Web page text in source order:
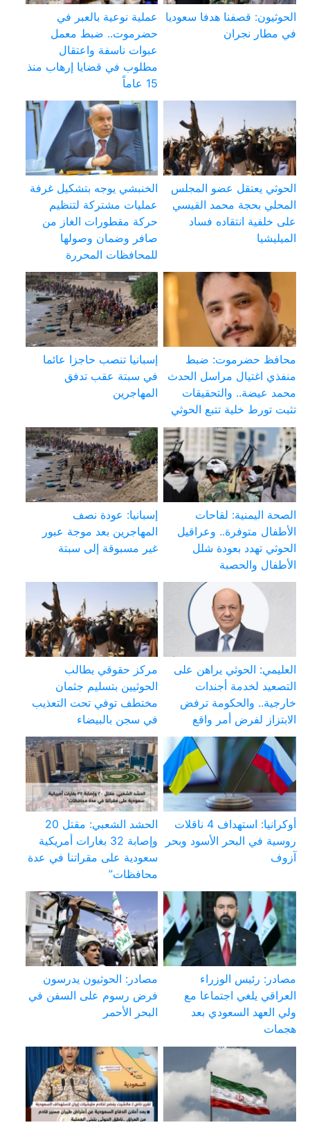
الحوثيون: قصفنا هدفا سعوديا
في مطار نجران
عملية نوعية بالعبر في
حضرموت.. ضبط معمل
عبوات ناسفة واعتقال
مطلوب في قضايا إرهاب منذ
15 عاماً
الحوثي يعتقل عضو المجلس
المحلي بحجة محمد القيسي
على خلفية انتقاده فساد
الميليشيا
الخنبشي يوجه بتشكيل غرفة
عمليات مشتركة لتنظيم
حركة مقطورات الغاز من
صافر وضمان وصولها
للمحافظات المحررة
محافظ حضرموت: ضبط
منفذي اغتيال مراسل الحدث
محمد عيضة.. والتحقيقات
تثبت تورط خلية تتبع الحوثي
إسبانيا تنصب حاجزا عائما
في سبتة عقب تدفق
المهاجرين
الصحة اليمنية: لقاحات
الأطفال متوفرة.. وعراقيل
الحوثي تهدد بعودة شلل
الأطفال والحصبة
إسبانيا: عودة نصف
المهاجرين بعد موجة عبور
غير مسبوقة إلى سبتة
العليمي: الحوثي يراهن على
التصعيد لخدمة أجندات
خارجية.. والحكومة ترفض
الابتزاز لفرض أمر واقع
مركز حقوقي يطالب
الحوثيين بتسليم جثمان
مختطف توفي تحت التعذيب
في سجن بالبيضاء
أوكرانيا: استهداف 4 ناقلات
روسية في البحر الأسود وبحر
آزوف
الحشد الشعبي: مقتل 20
وإصابة 32 بغارات أمريكية
سعودية على مقراتنا في عدة
محافظات”
مصادر: رئيس الوزراء
العراقي يلغي اجتماعا مع
ولي العهد السعودي بعد
هجمات
مصادر: الحوثيون يدرسون
فرض رسوم على السفن في
البحر الأحمر